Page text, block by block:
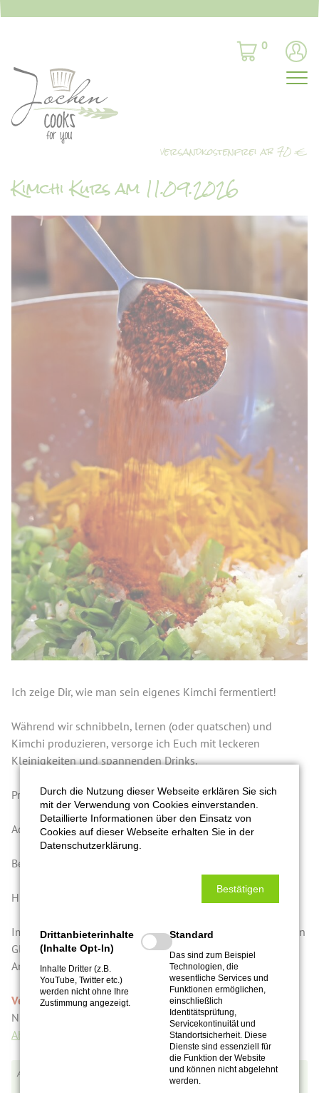
0
Kimchi Kurs am 11.09.2026
Ich zeige Dir, wie man sein eigenes Kimchi fermentiert!
Während wir schnibbeln, lernen (oder quatschen) und
Kimchi produzieren, versorge ich Euch mit leckeren
Kleinigkeiten und spannenden Drinks.
Produktionsstätte: MA Neckarstadt- Ost.
Adresse: wird nach der Buchung bekannt gegeben.
Beginn: 18.00 Uhr, Dauer ca. 3-4 Stunden.
Hinweis: bitte eine Schürze mitbringen, wenn vorhanden.
Im Preis enthalten ist die Kursgebühr, Snacks, Drinks und ein
Glas selbstgemachtes Kimchi. Andere Termine bitte auf
Anfrage.
Versandhinweis
Nur Abholung möglich, kein Versand.
Abholadresse
Durch die Nutzung dieser Webseite erklären Sie sich
mit der Verwendung von Cookies einverstanden.
Detaillierte Informationen über den Einsatz von
Cookies auf dieser Webseite erhalten Sie in der
Datenschutzerklärung.
Bestätigen
Drittanbieterinhalte
(Inhalte Opt-In)
Inhalte Dritter (z.B.
YouTube, Twitter etc.)
werden nicht ohne Ihre
Zustimmung angezeigt.
Standard
Das sind zum Beispiel
Technologien, die
wesentliche Services und
Funktionen ermöglichen,
einschließlich
Identitätsprüfung,
Servicekontinuität und
Standortsicherheit. Diese
Dienste sind essenziell für
die Funktion der Website
und können nicht abgelehnt
werden.